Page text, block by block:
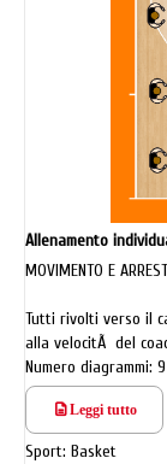
Allenamento
MOVIMENTO E
Tutti rivolti verso il
alla velocitÃ del
fronteggiarlo,
trova, fermandosi
Successivamente
due direzioni del
Numero diagrammi: 9
Leggi tutto
Sport: Basket